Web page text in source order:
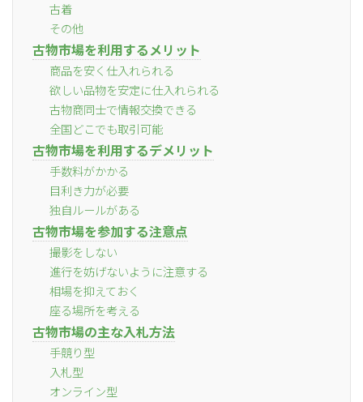
古着
その他
古物市場を利用するメリット
商品を安く仕入れられる
欲しい品物を安定に仕入れられる
古物商同士で情報交換できる
全国どこでも取引可能
古物市場を利用するデメリット
手数料がかかる
目利き力が必要
独自ルールがある
古物市場を参加する注意点
撮影をしない
進行を妨げないように注意する
相場を抑えておく
座る場所を考える
古物市場の主な入札方法
手競り型
入札型
オンライン型